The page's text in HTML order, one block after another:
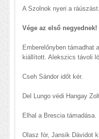
A Szolnok nyeri a ráúszást.
Vége az első negyednek!
Emberelőnyben támadhat
kiállított. Alekszics távoli
Cseh Sándor időt kér.
Del Lungo védi Hangay
Elhal a Brescia támadása.
Olasz fór, Jansik Dávidot